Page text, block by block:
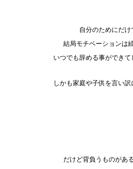
自分のためにだけ
結局モチベーションは
いつでも辞める事ができて
しかも家庭や子供を言い訳
だけど背負うものがあ